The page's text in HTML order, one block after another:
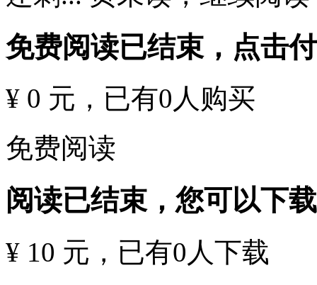
免费阅读已结束，点击
¥ 0 元 ，已有0 人购买
免费阅读
阅读已结束，您可以下
¥ 10 元 ，已有0 人下载